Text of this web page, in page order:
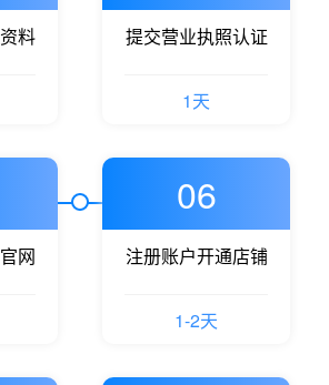
料 提交营业执照认证
1天
网
06
注册账户开通店铺
1-2天